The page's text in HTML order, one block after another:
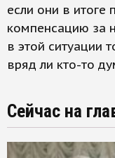
если они в итоге
компенсацию за
в этой ситуации
вряд ли кто-то
Сейчас на